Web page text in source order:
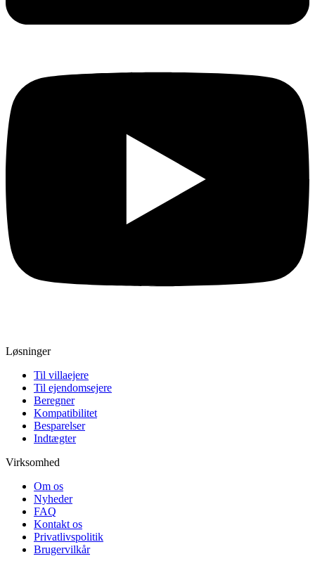
Løsninger
Til villaejere
Til ejendomsejere
Beregner
Kompatibilitet
Besparelser
Indtægter
Virksomhed
Om os
Nyheder
FAQ
Kontakt os
Privatlivspolitik
Brugervilkår